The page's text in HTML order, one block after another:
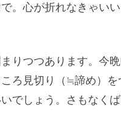
。心が折れなきゃい
りつつあります。今
ろ見切り（≒諦め）
でしょう。さもなく